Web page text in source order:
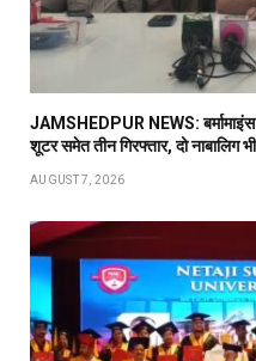
JAMSHEDPUR NEWS:
शूटर समेत तीन गिरफ्तार, दो नाबालिग
AUGUST 7, 2026